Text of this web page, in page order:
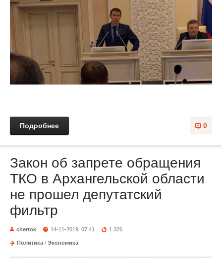
0
Подробнее
Закон об запрете обращения
ТКО в Архангельской области
не прошел депутатский
фильтр
chertok 14-11-2019, 07:41 1 326
Политика / Экономика